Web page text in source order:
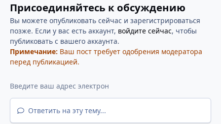
Присоединяйтесь к обсуждению
Вы можете опубликовать сейчас и зарегистрироваться
позже. Если у вас есть аккаунт, войдите сейчас, чтобы
публиковать с вашего аккаунта.
Примечание: Ваш пост требует одобрения модератора
перед публикацией.
Ответить на эту тему...